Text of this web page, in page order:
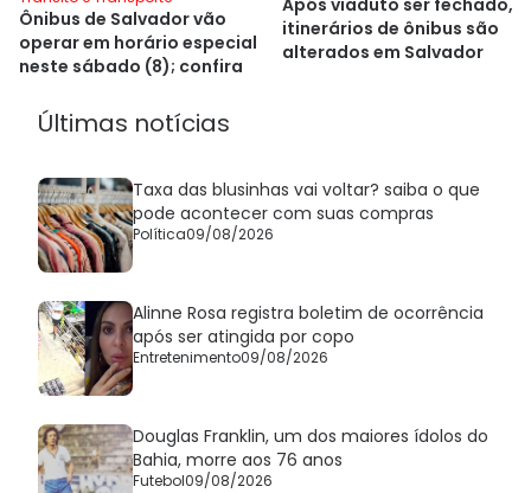
Ônibus de Salvador vão
operar em horário especial
neste sábado (8); confira
Após viaduto ser fechado,
itinerários de ônibus são
alterados em Salvador
Últimas notícias
Taxa das blusinhas vai voltar? saiba o que
pode acontecer com suas compras
Política09/08/2026
Alinne Rosa registra boletim de ocorrência
após ser atingida por copo
Entretenimento09/08/2026
Douglas Franklin, um dos maiores ídolos do
Bahia, morre aos 76 anos
Futebol09/08/2026